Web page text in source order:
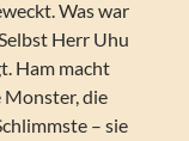
Was war
Herr Uhu
Ham macht
Monster, die
– sie